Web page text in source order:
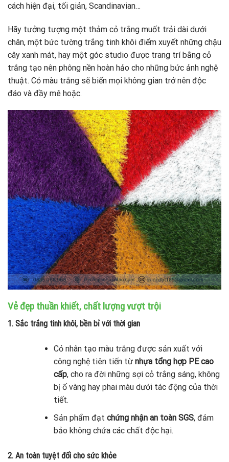
cách hiện đại, tối giản, Scandinavian…
Hãy tưởng tượng một thảm cỏ trắng muốt trải dài dưới
chân, một bức tường trắng tinh khôi điểm xuyết những chậu
cây xanh mát, hay một góc studio được trang trí bằng cỏ
trắng tạo nên phông nền hoàn hảo cho những bức ảnh nghệ
thuật. Cỏ màu trắng sẽ biến mọi không gian trở nên độc
đáo và đầy mê hoặc.
Vẻ đẹp thuần khiết, chất lượng vượt trội
1. Sắc trắng tinh khôi, bền bỉ với thời gian
Cỏ nhân tạo màu trắng được sản xuất với
công nghệ tiên tiến từ nhựa tổng hợp PE cao
cấp, cho ra đời những sợi cỏ trắng sáng, không
bị ố vàng hay phai màu dưới tác động của thời
tiết.
Sản phẩm đạt chứng nhận an toàn SGS, đảm
bảo không chứa các chất độc hại.
2. An toàn tuyệt đối cho sức khỏe